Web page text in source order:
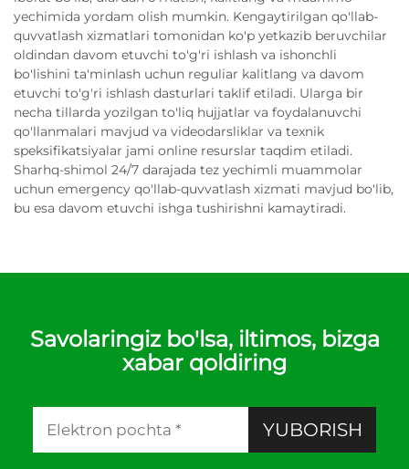
yechimida yordam olish mumkin. Kengaytirilgan qo'llab-
quvvatlash xizmatlari tomonidan ko'p yetkazib beruvchilar
oldindan davom etuvchi to'g'ri ishlash va ishonchli
bo'lishini ta'minlash uchun reguliar kalitlang va davom
etuvchi to'g'ri ishlash dasturlari taklif etiladi. Ularga bir
necha tillarda yozilgan to'liq hujjatlar va foydalanuvchi
qo'llanmalari mavjud va videodarsliklar va texnik
speksifikatsiyalar jami online resurslar taqdim etiladi.
Sharhq-shimol 24/7 darajada tez yechimli muammolar
uchun emergency qo'llab-quvvatlash xizmati mavjud bo'lib,
bu esa davom etuvchi ishga tushirishni kamaytiradi.
Savolaringiz bo'lsa, iltimos, bizga
xabar qoldiring
YUBORISH